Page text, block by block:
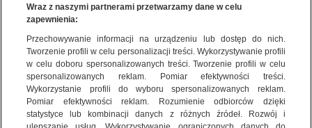
FAKTY O ŚWIECIE
WIĘCEJ
KANAŁY
Wraz z naszymi partnerami przetwarzamy dane w celu
zapewnienia:
Przechowywanie informacji na urządzeniu lub dostęp do nich.
Tworzenie profili w celu personalizacji treści. Wykorzystywanie profili
w celu doboru spersonalizowanych treści. Tworzenie profili w celu
spersonalizowanych reklam. Pomiar efektywności treści.
Wykorzystanie profili do wyboru spersonalizowanych reklam.
Pomiar efektywności reklam. Rozumienie odbiorców dzięki
statystyce lub kombinacji danych z różnych źródeł. Rozwój i